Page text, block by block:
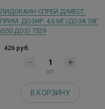
ЛИДОКАИН СПРЕЙ Д/МЕСТ.
ПРИМ. ДОЗИР. 4,6 МГ/ДОЗА 38Г
(650 ДОЗ) 7529
426 руб.
шт
В КОРЗИНУ